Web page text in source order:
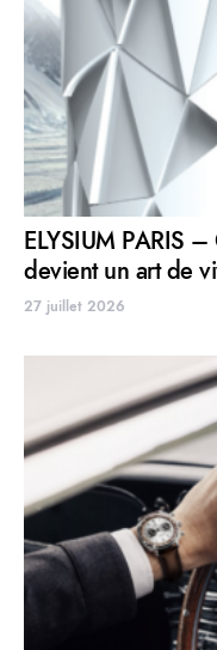
ELYSIUM PARIS
devient un art de
27 juillet 2026